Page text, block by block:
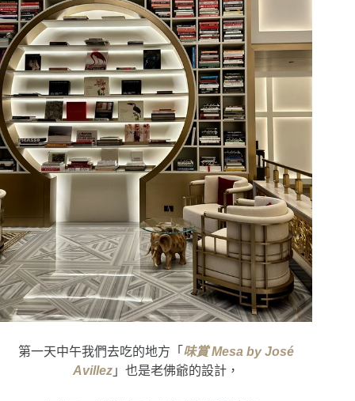
第一天中午我們去吃的地方「 味賞 Mesa by José
Avillez 」也是老佛爺的設計，